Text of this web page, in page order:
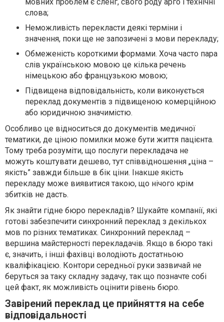
слова;
Неможливість перекласти деякі терміни і
значення, поки ще не запозичені з мови перекладу;
Обмеженість короткими формами. Хоча часто пара
слів українською мовою це кілька речень
німецькою або французькою мовою;
Підвищена відповідальність, коли виконується
переклад документів з підвищеною комерційною
або юридичною значимістю.
Особливо це відноситься до документів медичної
тематики, де ціною помилки може бути життя пацієнта.
Тому треба розуміти, що послуги перекладача не
можуть коштувати дешево, тут співвідношення „ціна –
якість” завжди більше в бік ціни. Інакше якість
перекладу може виявитися такою, що нічого крім
збитків не дасть.
Як знайти гідне бюро перекладів? Шукайте компанії, які
готові забезпечити синхронний переклад з декількох
мов по різних тематиках. Синхронний переклад –
вершина майстерності перекладачів. Якщо в бюро такі
є, значить, і інші фахівці володіють достатньою
кваліфікацією. Контори середньої руки зазвичай не
беруться за таку складну задачу, так що позначте собі
цей факт, як можливість оцінити рівень бюро.
Завірений переклад це прийняття на себе
відповідальності